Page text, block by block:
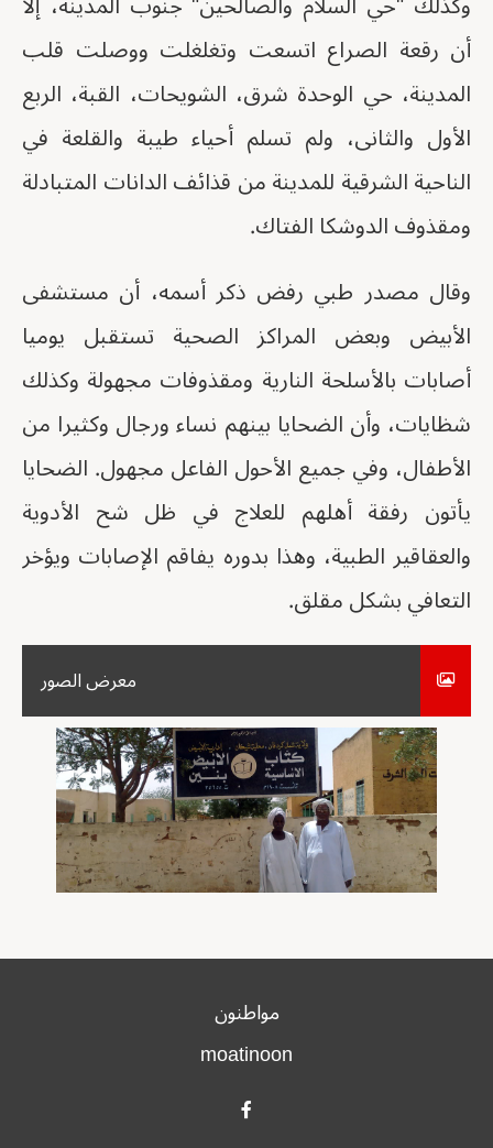
أن رقعة الصراع اتسعت وتغلغلت ووصلت قلب
المدينة، حي الوحدة شرق، الشويحات، القبة، الربع
الأول والثانى، ولم تسلم أحياء طيبة والقلعة في
الناحية الشرقية للمدينة من قذائف الدانات المتبادلة
ومقذوف الدوشكا الفتاك.
وقال مصدر طبي رفض ذكر أسمه، أن مستشفى
الأبيض وبعض المراكز الصحية تستقبل يوميا
أصابات بالأسلحة النارية ومقذوفات مجهولة وكذلك
شظايات، وأن الضحايا بينهم نساء ورجال وكثيرا من
الأطفال، وفي جميع الأحول الفاعل مجهول. الضحايا
يأتون رفقة أهلهم للعلاج في ظل شح الأدوية
والعقاقير الطبية، وهذا بدوره يفاقم الإصابات ويؤخر
التعافي بشكل مقلق.
معرض الصور
مواطنون
moatinoon